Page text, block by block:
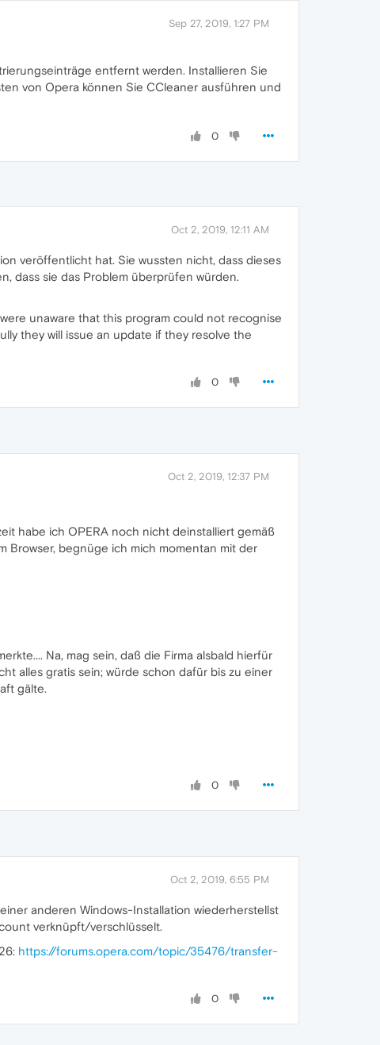
Sep 27, 2019, 1:27 PM
entfernt werden. Installieren Sie
von Opera können Sie CCleaner ausführen und
0
Oct 2, 2019, 12:11 AM
veröffentlicht hat. Sie wussten nicht, dass dieses
dass sie das Problem überprüfen würden.
unaware that this program could not recognise
they will issue an update if they resolve the
0
Oct 2, 2019, 12:37 PM
habe ich OPERA noch nicht deinstalliert gemäß
Browser, begnüge ich mich momentan mit der
Na, mag sein, daß die Firma alsbald hierfür
alles gratis sein; würde schon dafür bis zu einer
gälte.
0
Oct 2, 2019, 6:55 PM
anderen Windows-Installation wiederherstellst
verknüpft/verschlüsselt.
https://forums.opera.com/topic/35476/transfer-
0